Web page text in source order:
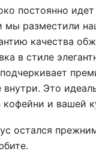
постоянно идет
мы разместили
качества
в стиле
внутри. Это
кофейни и вашей
остался